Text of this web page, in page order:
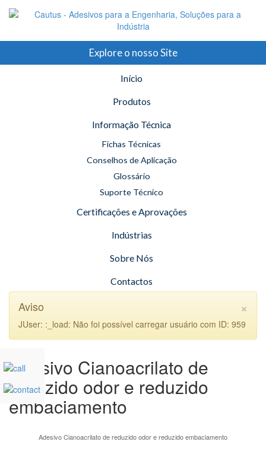
Explore o nosso Site
Início
Produtos
Informação Técnica
Fichas Técnicas
Conselhos de Aplicação
Glossário
Suporte Técnico
Certificações e Aprovações
Indústrias
Sobre Nós
Contactos
×
Aviso
JUser: :_load: Não foi possível carregar usuário com ID: 959
Adesivo Cianoacrilato de
reduzido odor e reduzido
embaciamento
Adesivo Cianoacrilato de reduzido odor e reduzido embaciamento